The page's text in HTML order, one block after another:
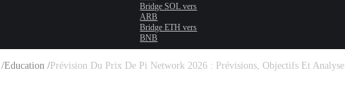
Bridge SOL vers
ARB
Bridge ETH vers
BNB
/Education / Prévision Du Prix De Pi Network 2026 : Prévisions, Objectifs Et Analyse